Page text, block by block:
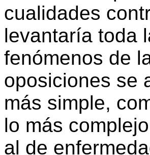
cualidades
levantaría toda
fenómenos de
oposiciones se
más simple,
lo más
al de